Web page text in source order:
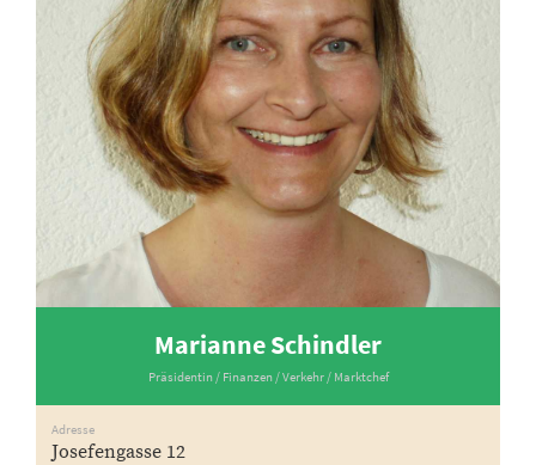
Marianne Schindler
Präsidentin / Finanzen / Verkehr / Marktchef
Adresse
Josefengasse 12